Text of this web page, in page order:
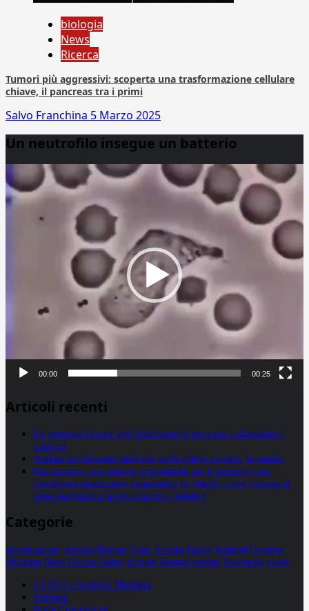
biologia
News
Ricerca
Tumori più aggressivi: scoperta una trasformazione cellulare
chiave, il pancreas tra i primi
Salvo Franchina 5 Marzo 2025
Un neutrofilo insegue un batterio
Player
00:00 00:25
Articoli recenti
La proteina chiave dell’Alzheimer si propaga utilizzando i
neuroni
Statine: inutilmente attribuiti molti effetti avversi, lo studio
Un farmaco, due nuove opportunità per le pazienti con
carcinoma mammario metastatico hr+/her2- e con tumore al
seno metastatico triplo negativo (mtnbc)
Categorie
alimentazione biologia Biology Com. Stampa Epatiti featured Genetica
Medicina News Ricerca Salute Science Scienza vaccini Veterinaria video
CCSVI e Sclerosi Multipla
Sitemap